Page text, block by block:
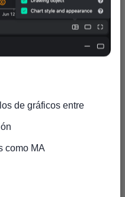
de gráficos entre
como MA